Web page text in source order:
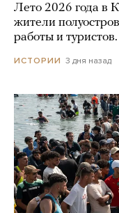
Лето 2026 года в
жители
работы и
ИСТОРИИ 3 дня назад